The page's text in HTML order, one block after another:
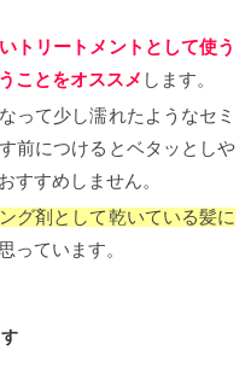
トリートメントとして使う
ことをオススメ します。
って少し濡れたようなセミ
前につけるとベタッとしや
すすめしません。
グ剤として乾いている髪に
っています。